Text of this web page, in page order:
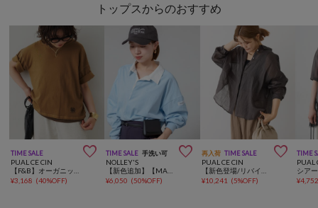
トップスからのおすすめ
TIME SALE 
PUAL CE CIN
¥3,168 (40%OFF)
TIME SALE 手洗い可 
NOLLEY'S
¥6,050 (50%OFF)
再入荷 TIME SALE 
PUAL CE CIN
¥10,241 (5%OFF)
TIME
PUAL
¥